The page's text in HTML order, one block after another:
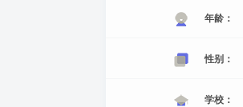
年龄：
性别：
学校：